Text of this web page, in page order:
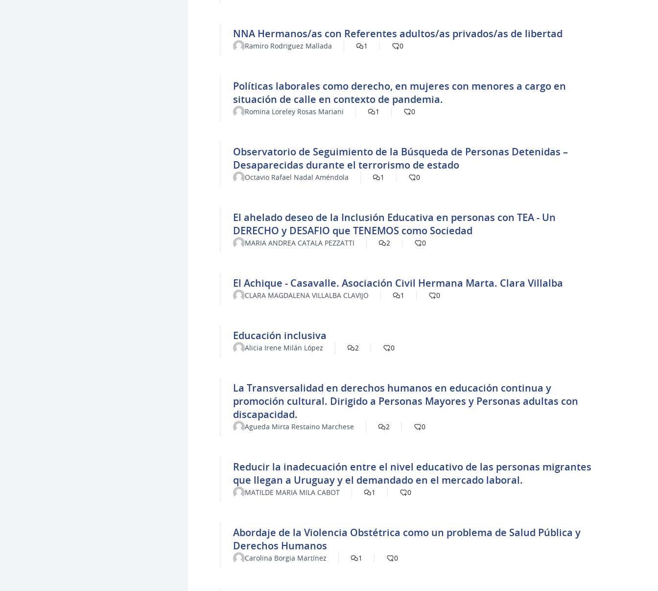
NNA Hermanos/as con Referentes adultos/as privados/as de libertad
Ramiro Rodriguez Mallada 1 0
Políticas laborales como derecho, en mujeres con menores a cargo en
situación de calle en contexto de pandemia.
Romina Loreley Rosas Mariani 1 0
Observatorio de Seguimiento de la Búsqueda de Personas Detenidas –
Desaparecidas durante el terrorismo de estado
Octavio Rafael Nadal Améndola 1 0
El ahelado deseo de la Inclusión Educativa en personas con TEA - Un
DERECHO y DESAFIO que TENEMOS como Sociedad
MARIA ANDREA CATALA PEZZATTI 2 0
El Achique - Casavalle. Asociación Civil Hermana Marta. Clara Villalba
CLARA MAGDALENA VILLALBA CLAVIJO 1 0
Educación inclusiva
Alicia Irene Milán López 2 0
La Transversalidad en derechos humanos en educación continua y
promoción cultural. Dirigido a Personas Mayores y Personas adultas con
discapacidad.
Agueda Mirta Restaino Marchese 2 0
Reducir la inadecuación entre el nivel educativo de las personas migrantes
que llegan a Uruguay y el demandado en el mercado laboral.
MATILDE MARIA MILA CABOT 1 0
Abordaje de la Violencia Obstétrica como un problema de Salud Pública y
Derechos Humanos
Carolina Borgia Martínez 1 0